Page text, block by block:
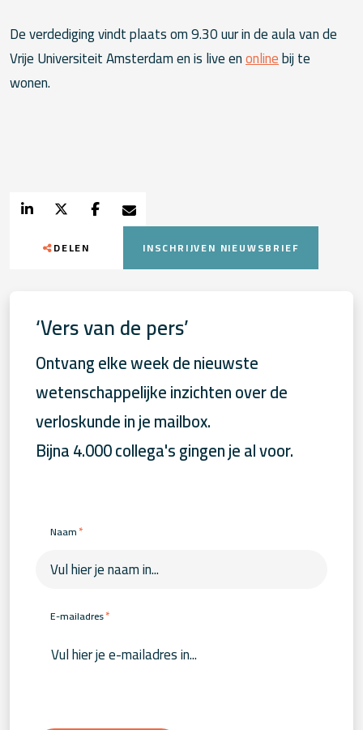
De verdediging vindt plaats om 9.30 uur in de aula van de
Vrije Universiteit Amsterdam en is live enonlinebij te
wonen.
DELEN INSCHRIJVEN NIEUWSBRIEF
‘Vers van de pers’
Ontvang elke week de nieuwste
wetenschappelijke inzichten over de
verloskunde in je mailbox.
Bijna 4.000 collega's gingen je al voor.
Naam*
E-mailadres*